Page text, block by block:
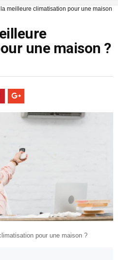
meilleure climatisation pour une maison
une maison ?
pour une maison ?